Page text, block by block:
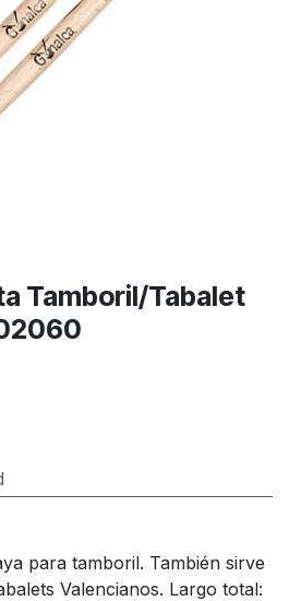
Tamboril/Tabalet
para tamboril. También sirve
Valencianos. Largo total: